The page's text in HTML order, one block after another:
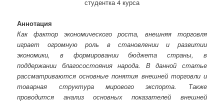
студентка 4 курса
Аннотация
Как фактор экономического роста, внешняя торговля
играет огромную роль в становлении и развитии
экономики, в формировании бюджета страны, в
поддержании благосостояния народа. В данной статье
рассматриваются основные понятия внешней торговли и
товарная структура мирового экспорта. Также
проводится анализ основных показателей внешней